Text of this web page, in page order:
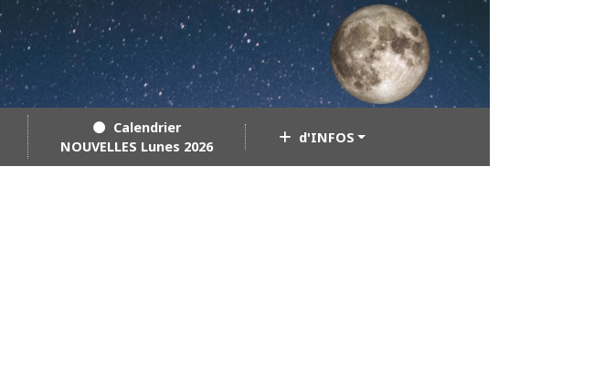
🌑 Calendrier
NOUVELLES Lunes 2026
d'INFOS